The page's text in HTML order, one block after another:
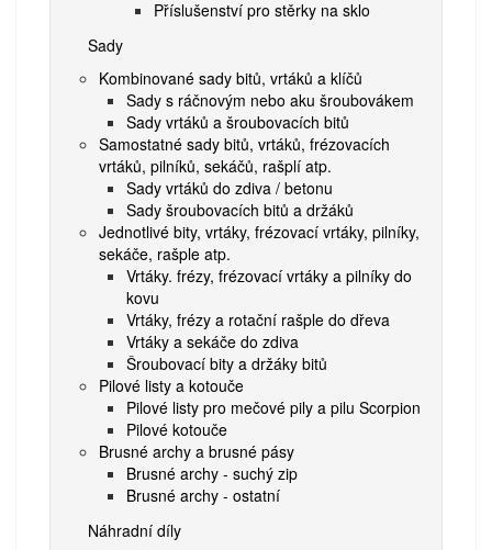
Příslušenství pro stěrky na sklo
Sady
Kombinované sady bitů, vrtáků a klíčů
Sady s ráčnovým nebo aku šroubovákem
Sady vrtáků a šroubovacích bitů
Samostatné sady bitů, vrtáků, frézovacích
vrtáků, pilníků, sekáčů, rašplí atp.
Sady vrtáků do zdiva / betonu
Sady šroubovacích bitů a držáků
Jednotlivé bity, vrtáky, frézovací vrtáky, pilníky,
sekáče, rašple atp.
Vrtáky. frézy, frézovací vrtáky a pilníky do
kovu
Vrtáky, frézy a rotační rašple do dřeva
Vrtáky a sekáče do zdiva
Šroubovací bity a držáky bitů
Pilové listy a kotouče
Pilové listy pro mečové pily a pilu Scorpion
Pilové kotouče
Brusné archy a brusné pásy
Brusné archy - suchý zip
Brusné archy - ostatní
Náhradní díly